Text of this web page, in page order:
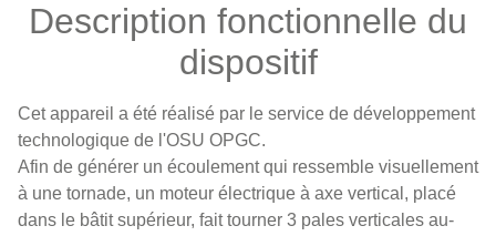
Description fonctionnelle du
dispositif
Cet appareil a été réalisé par le service de développement
technologique de l'OSU OPGC.
Afin de générer un écoulement qui ressemble visuellement
à une tornade, un moteur électrique à axe vertical, placé
dans le bâtit supérieur, fait tourner 3 pales verticales au-